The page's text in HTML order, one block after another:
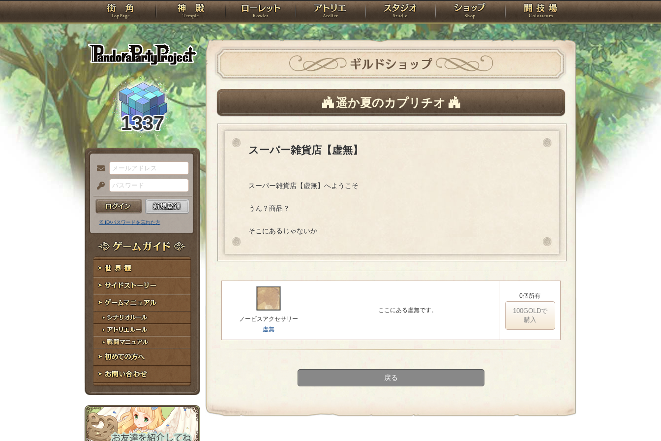
PandoraPartyProject
TOP 神殿 ローレット アトリエ スタジオ ショップ 闘技場
1337
メ
ー
ル
ア
ド
レ
ス
パ
ス
ー
ド
※ ID/パスワードを忘れた方
ゲームガイド
世界観
サイドストーリー
ゲームマニュアル
シナリオルール
アトリエルール
戦闘マニュアル
初めての方へ
お問い合わせ
ギルドショップ
遥か夏のカプリチオ
スーパー雑貨店【虚無】
スーパー雑貨店【虚無】へようこそ
うん？商品？
そこにあるじゃないか
ノービスアクセサリー
虚無
ここにある虚無です。
0個所有
100GOLDで
購入
戻る